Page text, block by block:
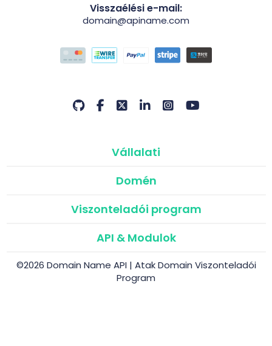
Visszaélési e-mail:
domain@apiname.com
Vállalati
Domén
Viszonteladói program
API & Modulok
©2026 Domain Name API | Atak Domain Viszonteladói
Program